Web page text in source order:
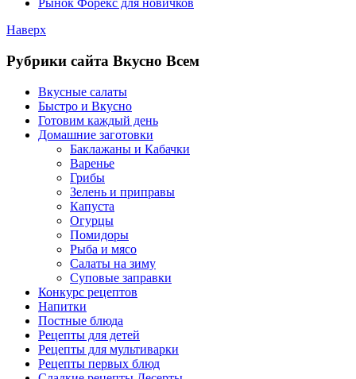
Рынок Форекс для новичков
Наверх
Рубрики сайта Вкусно Всем
Вкусные салаты
Быстро и Вкусно
Готовим каждый день
Домашние заготовки
Баклажаны и Кабачки
Варенье
Грибы
Зелень и приправы
Капуста
Огурцы
Помидоры
Рыба и мясо
Салаты на зиму
Суповые заправки
Конкурс рецептов
Напитки
Постные блюда
Рецепты для детей
Рецепты для мультиварки
Рецепты первых блюд